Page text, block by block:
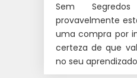
Sem
provavelmente
uma compra por
certeza de que
no seu